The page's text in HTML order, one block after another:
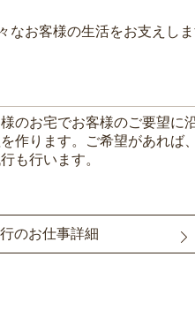
お客様の生活をお支えしま
のお宅でお客様のご要望に
作ります。ご希望があれば
も行います。
のお仕事詳細